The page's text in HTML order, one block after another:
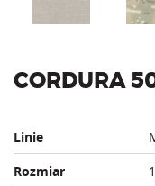
CORDURA
Linie
Rozmiar